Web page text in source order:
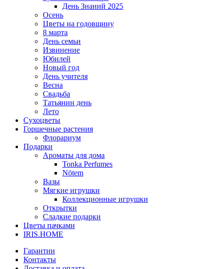
День Знаний 2025
Осень
Цветы на годовщину
8 марта
День семьи
Извинение
Юбилей
Новый год
День учителя
Весна
Свадьба
Татьянин день
Лето
Сухоцветы
Горшечные растения
Флорариум
Подарки
Ароматы для дома
Tonka Perfumes
Nōtem
Вазы
Мягкие игрушки
Коллекционные игрушки
Открытки
Сладкие подарки
Цветы пачками
IRIS.HOME
Гарантии
Контакты